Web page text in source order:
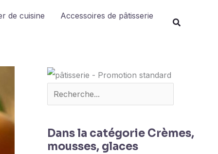
de cuisine Accessoires de pâtisserie
Dans la catégorie Crèmes,
mousses, glaces